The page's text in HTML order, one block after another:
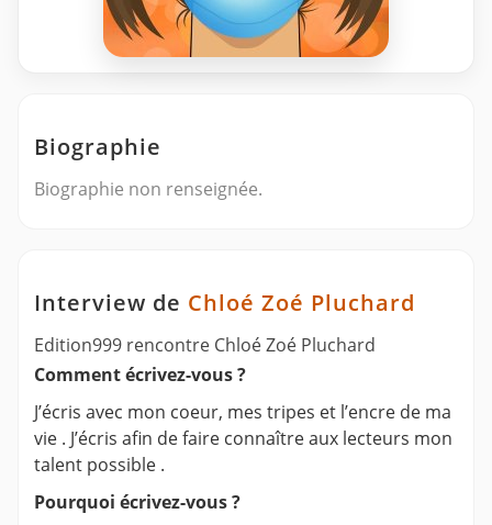
Biographie
Biographie non renseignée.
Interview de Chloé Zoé Pluchard
Edition999 rencontre Chloé Zoé Pluchard
Comment écrivez-vous ?
J’écris avec mon coeur, mes tripes et l’encre de ma
vie . J’écris afin de faire connaître aux lecteurs mon
talent possible .
Pourquoi écrivez-vous ?